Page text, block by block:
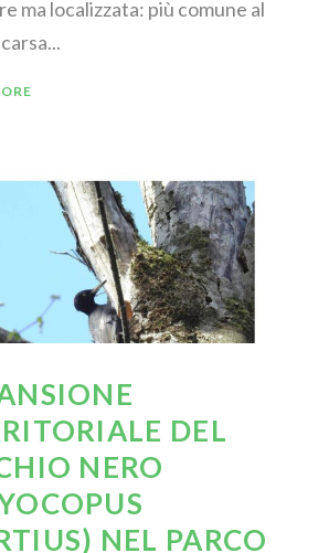
ma localizzata: più comune al
DEL
NERO
NEL PARCO